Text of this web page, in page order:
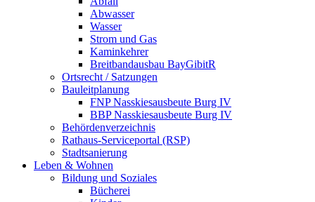
Abwasser
Wasser
Strom und Gas
Kaminkehrer
Breitbandausbau BayGibitR
Ortsrecht / Satzungen
Bauleitplanung
FNP Nasskiesausbeute Burg IV
BBP Nasskiesausbeute Burg IV
Behördenverzeichnis
Rathaus-Serviceportal (RSP)
Stadtsanierung
Leben & Wohnen
Bildung und Soziales
Bücherei